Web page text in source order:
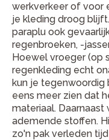
werkverkeer of voor
je kleding droog
paraplu ook
regenbroeken, -
Hoewel vroeger (op
regenkleding echt
kun je tegenwoordig
eens meer zien dat
materiaal.
ademende stoffen.
zo'n pak verleden